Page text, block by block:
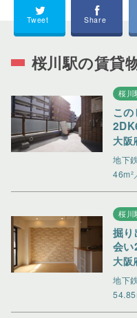
Tweet Share
桜川駅の賃貸
桜川
こ
大阪
地下
46m²
桜川
掘り
会
大阪
地下